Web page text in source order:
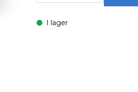
I lager